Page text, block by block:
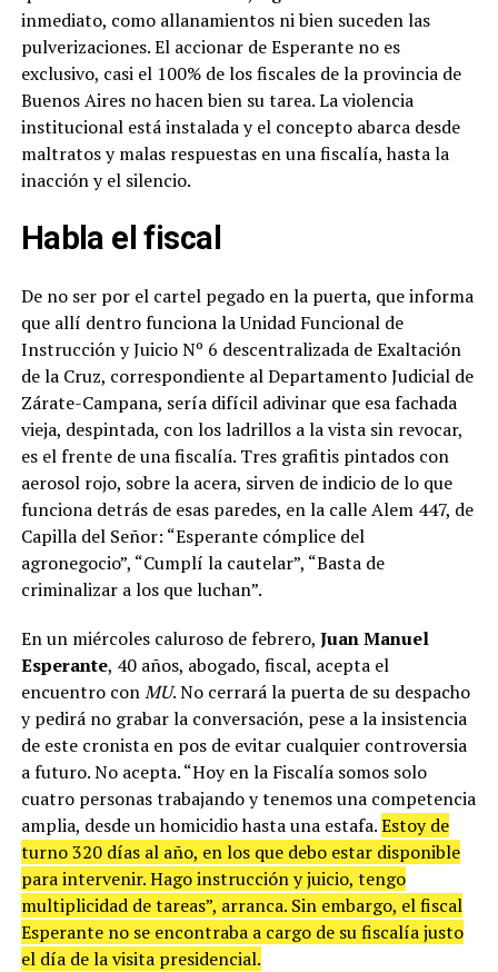
inmediato, como allanamientos ni bien suceden las
pulverizaciones. El accionar de Esperante no es
exclusivo, casi el 100% de los fiscales de la provincia de
Buenos Aires no hacen bien su tarea. La violencia
institucional está instalada y el concepto abarca desde
maltratos y malas respuestas en una fiscalía, hasta la
inacción y el silencio.
Habla el fiscal
De no ser por el cartel pegado en la puerta, que informa
que allí dentro funciona la Unidad Funcional de
Instrucción y Juicio Nº 6 descentralizada de Exaltación
de la Cruz, correspondiente al Departamento Judicial de
Zárate-Campana, sería difícil adivinar que esa fachada
vieja, despintada, con los ladrillos a la vista sin revocar,
es el frente de una fiscalía. Tres grafitis pintados con
aerosol rojo, sobre la acera, sirven de indicio de lo que
funciona detrás de esas paredes, en la calle Alem 447, de
Capilla del Señor: “Esperante cómplice del
agronegocio”, “Cumplí la cautelar”, “Basta de
criminalizar a los que luchan”.
En un miércoles caluroso de febrero, Juan Manuel
Esperante, 40 años, abogado, fiscal, acepta el
encuentro conMU. No cerrará la puerta de su despacho
y pedirá no grabar la conversación, pese a la insistencia
de este cronista en pos de evitar cualquier controversia
a futuro. No acepta. “Hoy en la Fiscalía somos solo
cuatro personas trabajando y tenemos una competencia
amplia, desde un homicidio hasta una estafa.Estoy de
turno 320 días al año, en los que debo estar disponible
para intervenir. Hago instrucción y juicio, tengo
multiplicidad de tareas”, arranca. Sin embargo, el fiscal
Esperante no se encontraba a cargo de su fiscalía justo
el día de la visita presidencial.